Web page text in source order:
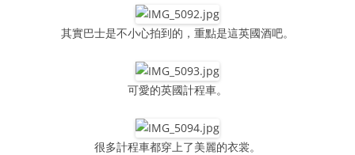
其實巴士是不小心拍到的，重點是這英國酒吧。
可愛的英國計程車。
很多計程車都穿上了美麗的衣裳。